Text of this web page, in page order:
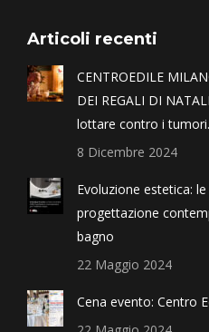
Articoli recenti
CENTROEDILE
DEI REGALI DI
lottare contro i tumori.
8 Dicembre 2024
Evoluzione estetica:
progettazione
bagno
22 Maggio 2024
Cena evento: Centro